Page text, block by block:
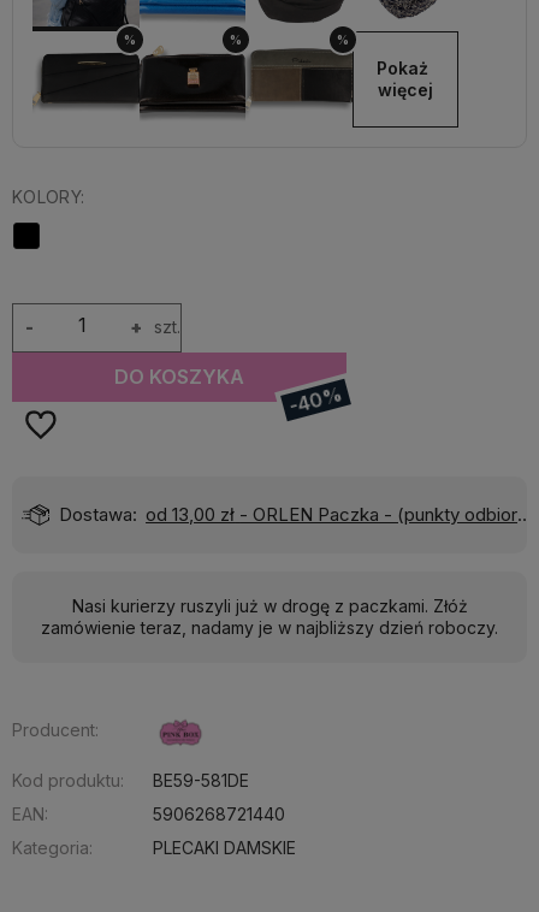
% % %
Pokaż
więcej
KOLORY:
+
- szt.
DO KOSZYKA
-40%
Wyślemy do Ciebie w: 24 godziny
Nasi kurierzy ruszyli już w drogę z paczkami. Złóż
zamówienie teraz, nadamy je w najbliższy dzień roboczy.
Producent:
Kod produktu:
BE59-581DE
EAN:
5906268721440
Kategoria:
PLECAKI DAMSKIE